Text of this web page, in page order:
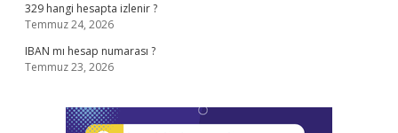
329 hangi hesapta izlenir ?
Temmuz 24, 2026
IBAN mı hesap numarası ?
Temmuz 23, 2026